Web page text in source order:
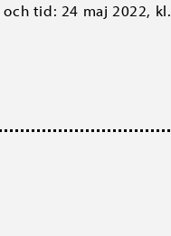
tid: 24 maj 2022, kl.